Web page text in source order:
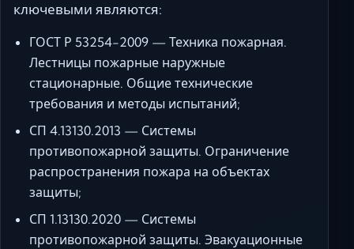
ключевыми являются:
ГОСТ Р 53254-2009 — Техника пожарная.
Лестницы пожарные наружные
стационарные. Общие технические
требования и методы испытаний;
СП 4.13130.2013 — Системы
противопожарной защиты. Ограничение
распространения пожара на объектах
защиты;
СП 1.13130.2020 — Системы
противопожарной защиты. Эвакуационные